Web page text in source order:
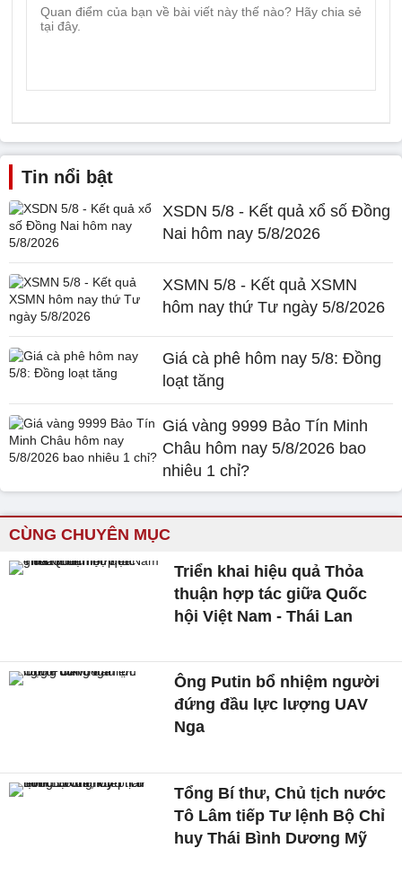
Tin nổi bật
XSDN 5/8 - Kết quả xổ số Đồng
Nai hôm nay 5/8/2026
XSMN 5/8 - Kết quả XSMN
hôm nay thứ Tư ngày 5/8/2026
Giá cà phê hôm nay 5/8: Đồng
loạt tăng
Giá vàng 9999 Bảo Tín Minh
Châu hôm nay 5/8/2026 bao
nhiêu 1 chỉ?
CÙNG CHUYÊN MỤC
Triển khai hiệu quả Thỏa
thuận hợp tác giữa Quốc
hội Việt Nam - Thái Lan
Ông Putin bổ nhiệm người
đứng đầu lực lượng UAV
Nga
Tổng Bí thư, Chủ tịch nước
Tô Lâm tiếp Tư lệnh Bộ Chỉ
huy Thái Bình Dương Mỹ